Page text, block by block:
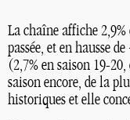
La chaîne affiche
passée, et en hausse
(2,7% en saison 19-
saison encore, de la
historiques et elle